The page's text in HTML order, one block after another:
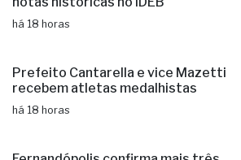
Educação de Fernandópolis obtém
notas históricas no IDEB
Prefeito Cantarella e vice Mazetti
recebem atletas medalhistas